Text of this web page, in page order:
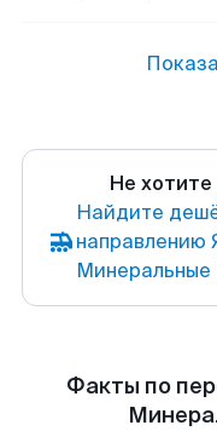
Не
Найдите
направлению
Минеральные
Факты по